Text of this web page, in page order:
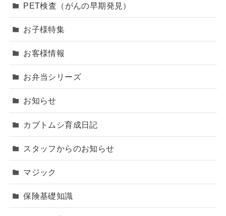
PET検査（がんの早期発見）
お子様特集
お客様情報
お弁当シリーズ
お知らせ
カブトムシ育成日記
スタッフからのお知らせ
マジック
保険基礎知識